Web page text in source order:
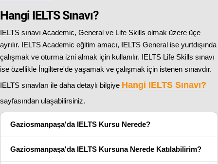
Hangi IELTS Sınavı?
IELTS sınavı Academic, General ve Life Skills olmak üzere üçe
ayrılır. IELTS Academic eğitim amacı, IELTS General ise yurtdışında
çalışmak ve oturma izni almak için kullanılır. IELTS Life Skills sınavı
ise özellikle İngiltere'de yaşamak ve çalışmak için istenen sınavdır.
IELTS sınavları ile daha detaylı bilgiye Hangi IELTS Sınavı?
sayfasından ulaşabilirsiniz.
Gaziosmanpaşa'da IELTS Kursu Nerede?
Gaziosmanpaşa'da IELTS Kursuna Nerede Katılabilirim?